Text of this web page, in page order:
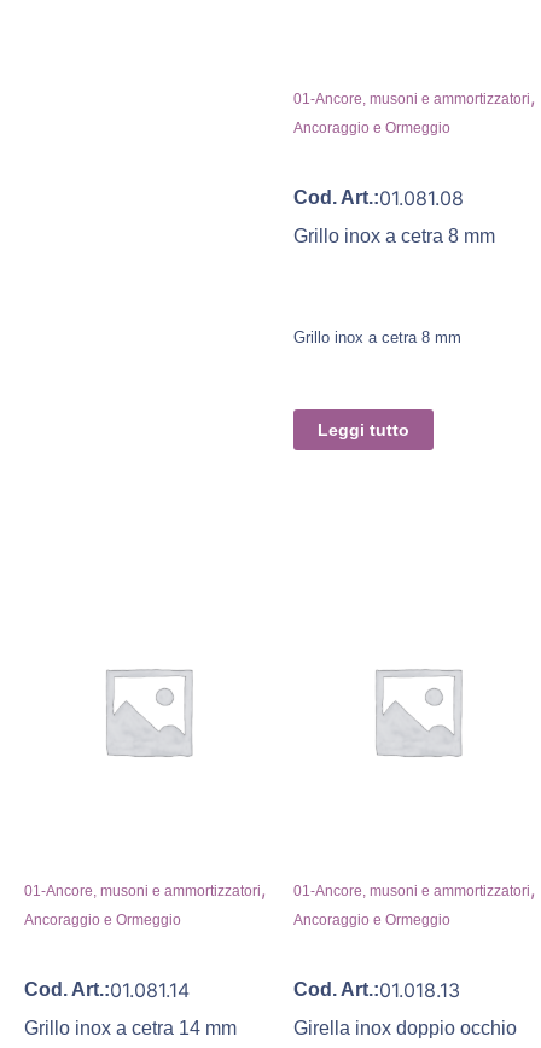
01-Ancore, musoni e ammortizzatori,
Ancoraggio e Ormeggio
Cod. Art.:01.081.08
Grillo inox a cetra 8 mm
Grillo inox a cetra 8 mm
Leggi tutto
01-Ancore, musoni e ammortizzatori,
Ancoraggio e Ormeggio
Cod. Art.:01.081.14
Grillo inox a cetra 14 mm
01-Ancore, musoni e ammortizzatori,
Ancoraggio e Ormeggio
Cod. Art.:01.018.13
Girella inox doppio occhio